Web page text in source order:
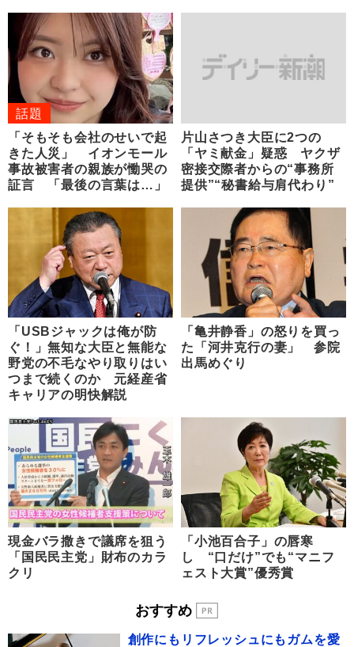
話題
「そもそも会社のせいで起
きた人災」 イオンモール
事故被害者の親族が慟哭の
証言 「最後の言葉は…」
片山さつき大臣に2つの
「ヤミ献金」疑惑 ヤクザ
密接交際者からの“事務所
提供”“秘書給与肩代わり”
「USBジャックは俺が防
ぐ！」無知な大臣と無能な
野党の不毛なやり取りはい
つまで続くのか 元経産省
キャリアの明快解説
「亀井静香」の怒りを買っ
た「河井克行の妻」 参院
出馬めぐり
現金バラ撒きで議席を狙う
「国民民主党」財布のカラ
クリ
「小池百合子」の唇寒
し “口だけ”でも“マニフ
ェスト大賞”優秀賞
おすすめ
創作にもリフレッシュにもガムを愛